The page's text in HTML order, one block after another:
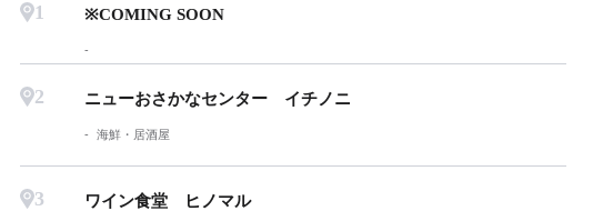
1 ※COMING SOON
2 ニューおさかなセンター イチノニ
海鮮・居酒屋
3 ワイン食堂 ヒノマル